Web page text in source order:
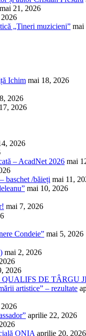
mai 21, 2026
„Tineri muzicieni” mai
Ichim mai 18, 2026
2026
2026
2026
– AcadNet 2026 mai
baschet /băieți mai 11,
mai 10, 2026
mai 7, 2026
Condeie” mai 5, 2026
mai 2, 2026
2026
QUALIFS DE TÂRGU
artistice” – rezultate
aprilie 22, 2026
ONIA aprilie 20, 2026